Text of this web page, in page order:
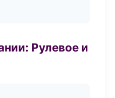
Рулевое и